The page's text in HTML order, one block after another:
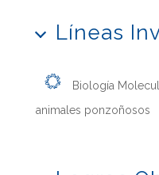
Líneas
Biología
animales ponzoñosos